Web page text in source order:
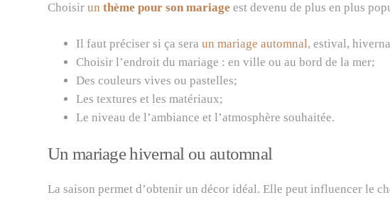
Choisir un thème pour son mariage est devenu de plus en plus
Il faut préciser si ça sera un mariage automnal, estival,
Choisir l’endroit du mariage : en ville ou au bord de la mer;
Des couleurs vives ou pastelles;
Les textures et les matériaux;
Le niveau de l’ambiance et l’atmosphère souhaitée.
Un mariage hivernal ou automnal
La saison permet d’obtenir un décor idéal. Elle peut influencer le